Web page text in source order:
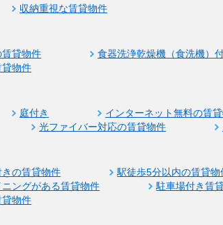
収納重視な賃貸物件
貸物件 食器洗浄乾燥機（食洗機）
物件
庭付き インターネット無料の賃
光ファイバー対応の賃貸物件
の賃貸物件 駅徒歩5分以内の賃貸物
ングがある賃貸物件
駐車場付き賃
貸物件